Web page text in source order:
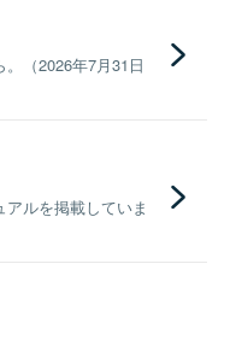
（2026年7月31日
ルを掲載していま